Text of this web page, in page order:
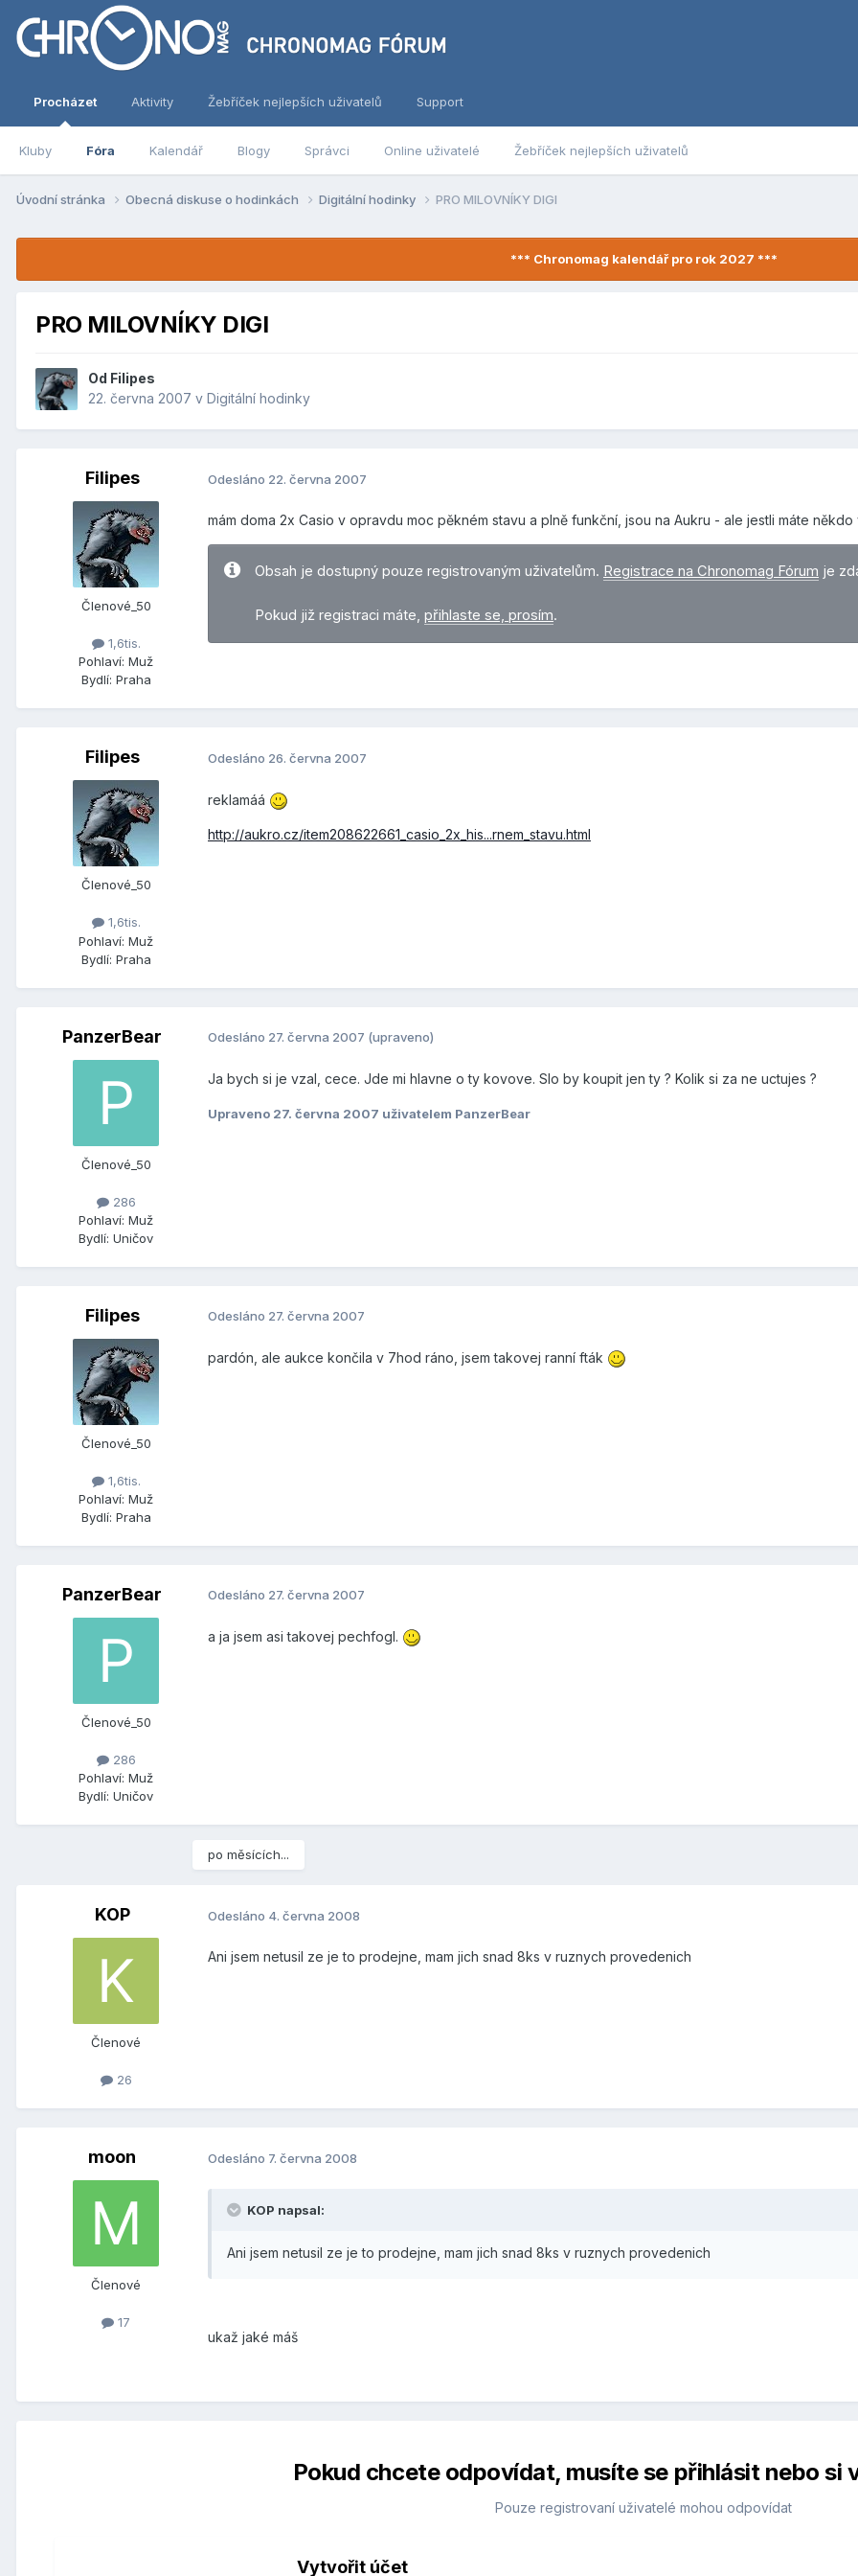
Procházet
Kluby Fóra Kalendář Blogy Správci Online uživatelé Žebříček nejlepších uživatelů
Aktivity Žebříček nejlepších uživatelů Support
Úvodní stránka Obecná diskuse o hodinkách Digitální hodinky PRO MILOVNÍKY DIGI
*** Chronomag kalendář pro rok 2027 ***
PRO MILOVNÍKY DIGI
Od Filipes
22. června 2007 v Digitální hodinky
Filipes
Členové_50
1,6tis.
Pohlaví: Muž
Bydlí: Praha
Odesláno 22. června 2007
mám doma 2x Casio v opravdu moc pěkném stavu a plně funkční, jsou na Aukru - ale jestli máte
Obsah je dostupný pouze registrovaným uživatelům. Registrace na Chronomag Fórum je
Pokud již registraci máte, přihlaste se, prosím.
Filipes
Členové_50
1,6tis.
Pohlaví: Muž
Bydlí: Praha
Odesláno 26. června 2007
reklamáá
http://aukro.cz/item208622661_casio_2x_his...rnem_stavu.html
PanzerBear
Členové_50
286
Pohlaví: Muž
Bydlí: Uničov
Odesláno 27. června 2007 (upraveno)
Ja bych si je vzal, cece. Jde mi hlavne o ty kovove. Slo by koupit jen ty ? Kolik si za ne uctujes ?
Upraveno 27. června 2007 uživatelem PanzerBear
Filipes
Členové_50
1,6tis.
Pohlaví: Muž
Bydlí: Praha
Odesláno 27. června 2007
pardón, ale aukce končila v 7hod ráno, jsem takovej ranní fták
PanzerBear
Členové_50
286
Pohlaví: Muž
Bydlí: Uničov
Odesláno 27. června 2007
a ja jsem asi takovej pechfogl.
po měsících...
KOP
Členové
26
Odesláno 4. června 2008
Ani jsem netusil ze je to prodejne, mam jich snad 8ks v ruznych provedenich
moon
Členové
17
Odesláno 7. června 2008
KOP napsal:
Ani jsem netusil ze je to prodejne, mam jich snad 8ks v ruznych provedenich
ukaž jaké máš
Pokud chcete odpovídat, musíte se přihlásit nebo si
Pouze registrovaní uživatelé mohou odpovídat
Vytvořit účet